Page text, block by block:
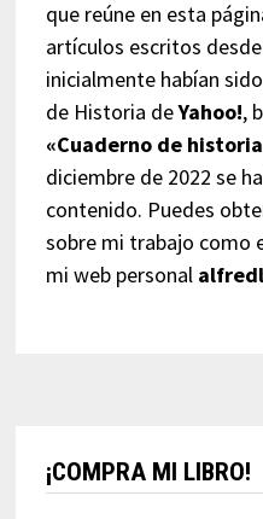
que reúne en esta
artículos escritos
inicialmente habían
de Historia deYahoo!,
«Cuaderno de
diciembre de 2022 se
contenido. Puedes
sobre mi trabajo como
mi web personal
¡COMPRA MI LIBRO!